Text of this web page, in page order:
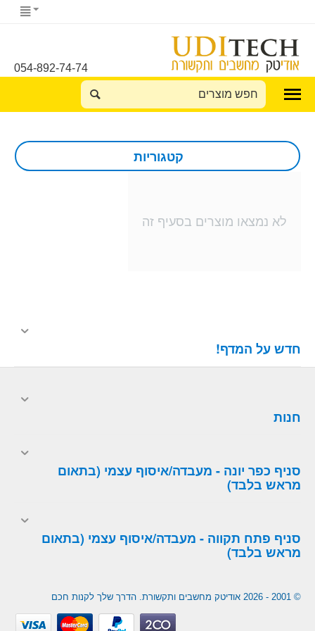
054-892-74-74
קטגוריות
לא נמצאו מוצרים בסעיף זה
חדש על המדף!
חנות
סניף כפר יונה - מעבדה/איסוף עצמי (בתאום
מראש בלבד)
סניף פתח תקווה - מעבדה/איסוף עצמי (בתאום
מראש בלבד)
© 2001 - 2026 אודיטק מחשבים ותקשורת. הדרך שלך לקנות חכם